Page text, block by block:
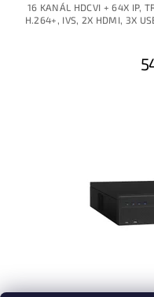
16 KANÁL HDCVI + 64X IP,
H.264+, IVS, 2X HDMI, 3X